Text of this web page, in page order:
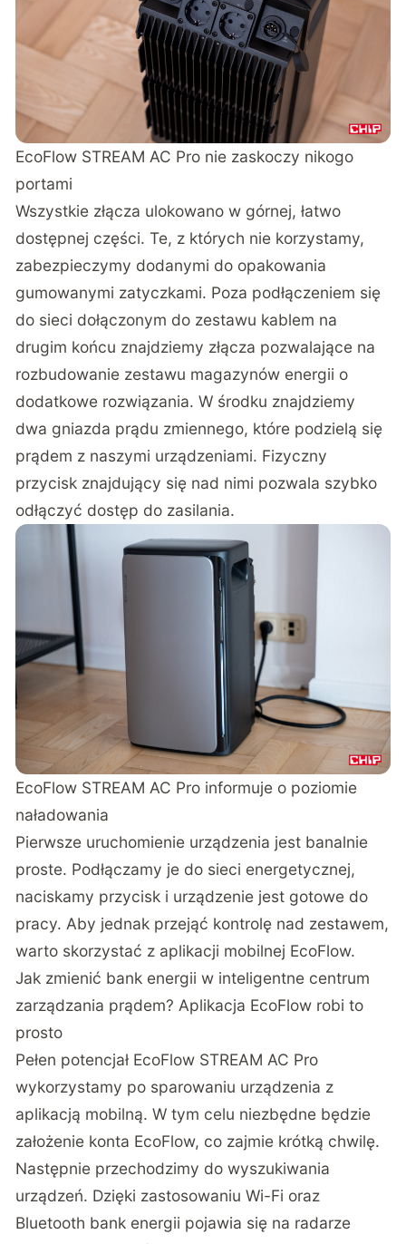
EcoFlow STREAM AC Pro nie zaskoczy nikogo
portami
Wszystkie złącza ulokowano w górnej, łatwo
dostępnej części. Te, z których nie korzystamy,
zabezpieczymy dodanymi do opakowania
gumowanymi zatyczkami. Poza podłączeniem się
do sieci dołączonym do zestawu kablem na
drugim końcu znajdziemy złącza pozwalające na
rozbudowanie zestawu magazynów energii o
dodatkowe rozwiązania. W środku znajdziemy
dwa gniazda prądu zmiennego, które podzielą się
prądem z naszymi urządzeniami. Fizyczny
przycisk znajdujący się nad nimi pozwala szybko
odłączyć dostęp do zasilania.
EcoFlow STREAM AC Pro informuje o poziomie
naładowania
Pierwsze uruchomienie urządzenia jest banalnie
proste. Podłączamy je do sieci energetycznej,
naciskamy przycisk i urządzenie jest gotowe do
pracy. Aby jednak przejąć kontrolę nad zestawem,
warto skorzystać z aplikacji mobilnej EcoFlow.
Jak zmienić bank energii w inteligentne centrum
zarządzania prądem? Aplikacja EcoFlow robi to
prosto
Pełen potencjał EcoFlow STREAM AC Pro
wykorzystamy po sparowaniu urządzenia z
aplikacją mobilną. W tym celu niezbędne będzie
założenie konta EcoFlow, co zajmie krótką chwilę.
Następnie przechodzimy do wyszukiwania
urządzeń. Dzięki zastosowaniu Wi-Fi oraz
Bluetooth bank energii pojawia się na radarze